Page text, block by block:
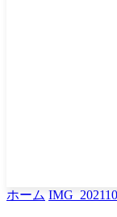
ホーム